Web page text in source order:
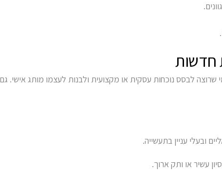
חדשות
לבסס נוכחות עסקית או מקצועית ולבנות לעצמו מותג אישי.
ובעלי עניין בתעשייה.
עשיר או ותק ארוך.